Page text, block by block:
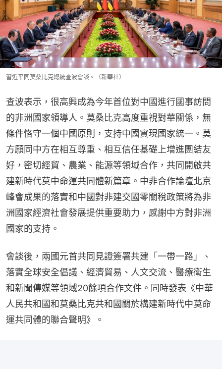
習近平同莫桑比克總統查波會談。（新華社）
查波表示，很高興成為今年首位對中國進行國事訪問
的非洲國家領導人。莫桑比克高度重視對華關係，無
條件恪守一個中國原則，支持中國實現國家統一。莫
方願同中方在相互尊重、相互信任基礎上增進團結友
好，密切經貿、農業、能源等領域合作，共同開啟共
建新時代莫中命運共同體新篇章。中非合作論壇北京
峰會成果的落實和中國對非建交國零關稅政策將為非
洲國家經濟社會發展提供重要助力，感謝中方對非洲
國家的支持。
會談後，兩國元首共同見證簽署共建「一帶一路」、
落實全球安全倡議、經濟貿易、人文交流、醫療衛生
和新聞傳媒等領域20餘項合作文件。同時發表《中華
人民共和國和莫桑比克共和國關於構建新時代中莫命
運共同體的聯合聲明》。